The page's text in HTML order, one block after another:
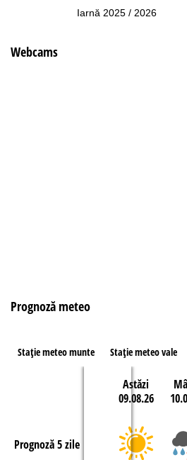
Iarnă 2025 / 2026
Webcams
Prognoză meteo
Staţie meteo munte Staţie meteo vale
Astăzi
09.08.26
Prognoză 5 zile